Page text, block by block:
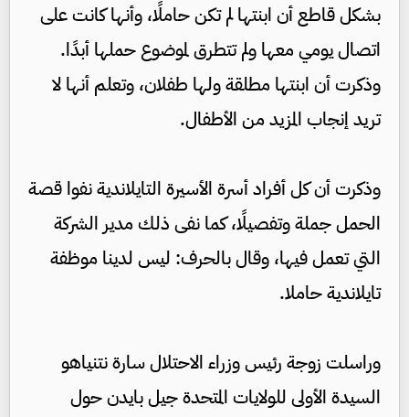
بشكل قاطع أن ابنتها لم تكن حاملًا، وأنها كانت على
اتصال يومي معها ولم تتطرق لموضوع حملها أبدًا.
وذكرت أن ابنتها مطلقة ولها طفلان، وتعلم أنها لا
تريد إنجاب المزيد من الأطفال.
وذكرت أن كل أفراد أسرة الأسيرة التايلاندية نفوا قصة
الحمل جملة وتفصيلًا، كما نفى ذلك مدير الشركة
التي تعمل فيها، وقال بالحرف: ليس لدينا موظفة
تايلاندية حاملا.
وراسلت زوجة رئيس وزراء الاحتلال سارة نتنياهو
السيدة الأولى للولايات المتحدة جيل بايدن حول